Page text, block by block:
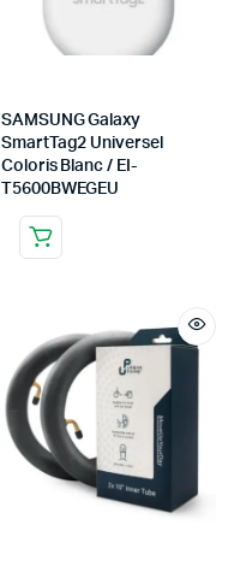
SAMSUNG Galaxy
SmartTag2 Universel
Coloris Blanc / EI-
T5600BWEGEU